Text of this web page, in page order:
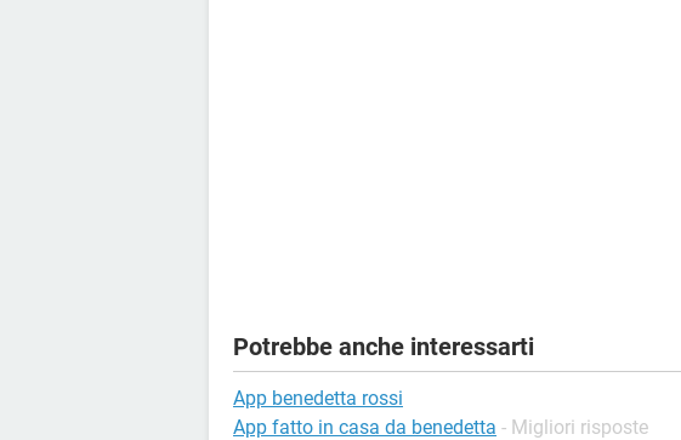
Potrebbe anche interessarti
App benedetta rossi
App fatto in casa da benedetta - Migliori risposte